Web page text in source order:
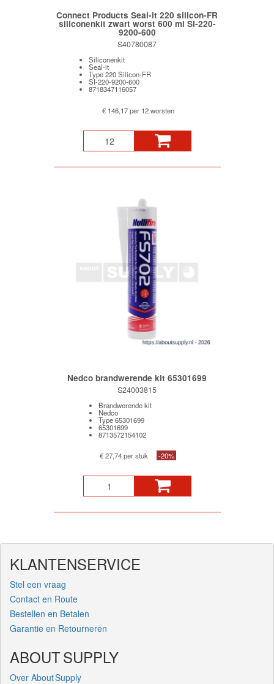
Connect Products Seal-it 220 silicon-FR
siliconenkit zwart worst 600 ml SI-220-
9200-600
S40780087
Siliconenkit
Seal-it
Type 220 Silicon-FR
SI-220-9200-600
8718347116057
€ 146,17 per 12 worsten
Nedco brandwerende kit 65301699
S24003815
Brandwerende kit
Nedco
Type 65301699
65301699
8713572154102
€ 27,74 per stuk -20%
KLANTENSERVICE
Stel een vraag
Contact en Route
Bestellen en Betalen
Garantie en Retourneren
ABOUT SUPPLY
Over About Supply